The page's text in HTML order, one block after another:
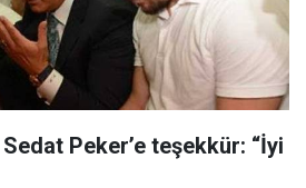
Peker’e teşekkür: “İyi